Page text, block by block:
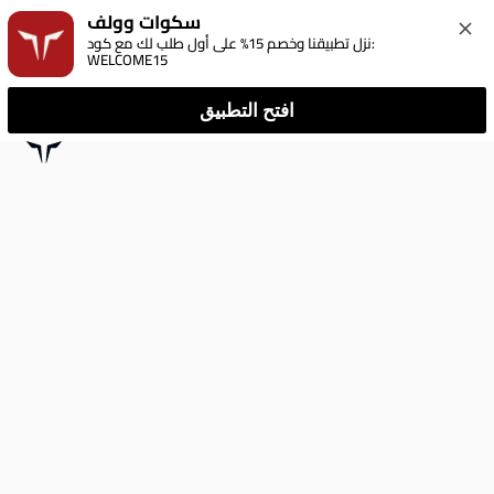
سكوات وولف
نزل تطبيقنا وخصم 15% على أول طلب لك مع كود:
WELCOME15
افتح التطبيق